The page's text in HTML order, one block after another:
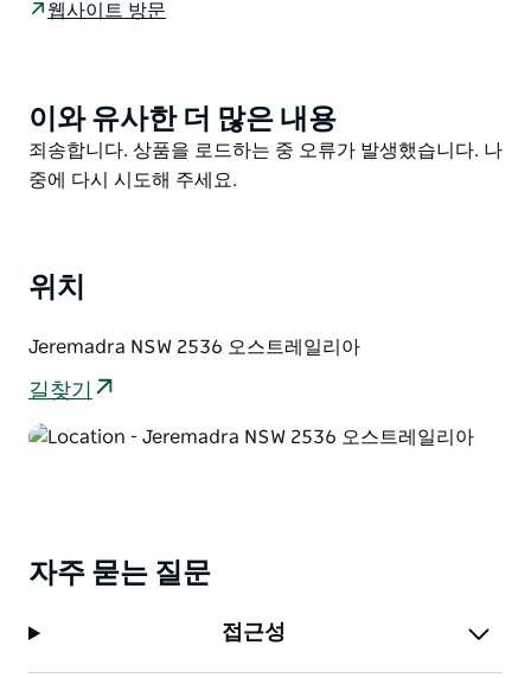
이 지역을 탐험할 때는 유명한 모고 타운십에 들르는 것을
캠프장은 키 큰 잇꽃나무 사이에 자리 잡고 있으며 댐을
레이트가 있는 화덕이 있으며 장작은 Extras에서 판매합
니다. 화장실과 쓰레기 처리 시설을 이용할 수 있지만 마
든 유형의 캠핑 차량과 텐트를 제공할 수 있습니다.
웹사이트 방문
Product
List
이와 유사한 더 많은 내용
Product
List
죄송합니다. 상품을 로드하는 중 오류가 발생했습니다. 나
중에 다시 시도해 주세요.
위치
Jeremadra NSW 2536 오스트레일리아
길찾기
자주 묻는 질문
접근성